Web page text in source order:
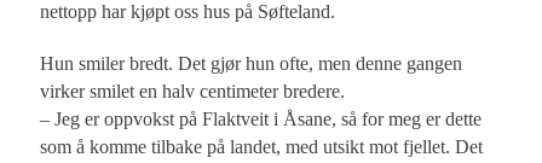
nettopp har kjøpt oss hus på Søfteland.
Hun smiler bredt. Det gjør hun ofte, men denne gangen
virker smilet en halv centimeter bredere.
– Jeg er oppvokst på Flaktveit i Åsane, så for meg er dette
som å komme tilbake på landet, med utsikt mot fjellet. Det